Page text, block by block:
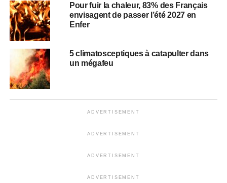
Pour fuir la chaleur, 83% des Français
envisagent de passer l’été 2027 en
Enfer
5 climatosceptiques à catapulter dans
un mégafeu
ADVERTISEMENT
ADVERTISEMENT
ADVERTISEMENT
ADVERTISEMENT